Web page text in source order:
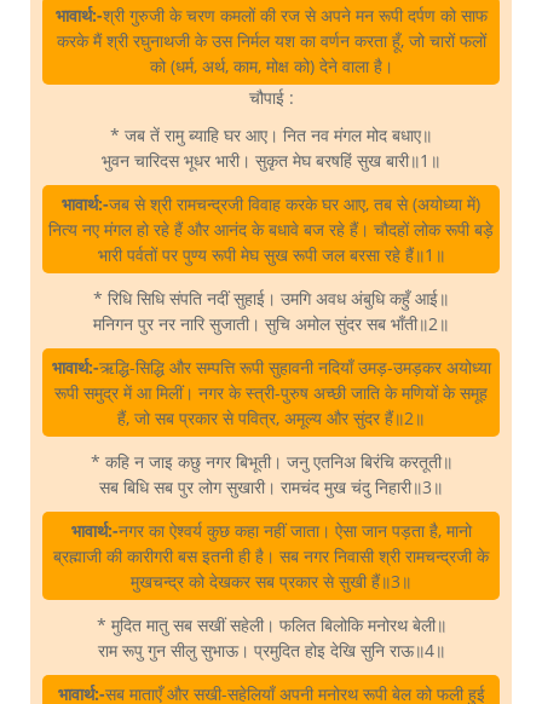
भावार्थ:-श्री गुरुजी के चरण कमलों की रज से अपने मन रूपी दर्पण को साफ
करके मैं श्री रघुनाथजी के उस निर्मल यश का वर्णन करता हूँ, जो चारों फलों
को (धर्म, अर्थ, काम, मोक्ष को) देने वाला है।
चौपाई :
* जब तें रामु ब्याहि घर आए। नित नव मंगल मोद बधाए॥
भुवन चारिदस भूधर भारी। सुकृत मेघ बरषहिं सुख बारी॥1॥
भावार्थ:-जब से श्री रामचन्द्रजी विवाह करके घर आए, तब से (अयोध्या में)
नित्य नए मंगल हो रहे हैं और आनंद के बधावे बज रहे हैं। चौदहों लोक रूपी बड़े
भारी पर्वतों पर पुण्य रूपी मेघ सुख रूपी जल बरसा रहे हैं॥1॥
* रिधि सिधि संपति नदीं सुहाई। उमगि अवध अंबुधि कहुँ आई॥
मनिगन पुर नर नारि सुजाती। सुचि अमोल सुंदर सब भाँती॥2॥
भावार्थ:-ऋद्धि-सिद्धि और सम्पत्ति रूपी सुहावनी नदियाँ उमड़-उमड़कर अयोध्या
रूपी समुद्र में आ मिलीं। नगर के स्त्री-पुरुष अच्छी जाति के मणियों के समूह
हैं, जो सब प्रकार से पवित्र, अमूल्य और सुंदर हैं॥2॥
* कहि न जाइ कछु नगर बिभूती। जनु एतनिअ बिरंचि करतूती॥
सब बिधि सब पुर लोग सुखारी। रामचंद मुख चंदु निहारी॥3॥
भावार्थ:-नगर का ऐश्वर्य कुछ कहा नहीं जाता। ऐसा जान पड़ता है, मानो
ब्रह्माजी की कारीगरी बस इतनी ही है। सब नगर निवासी श्री रामचन्द्रजी के
मुखचन्द्र को देखकर सब प्रकार से सुखी हैं॥3॥
* मुदित मातु सब सखीं सहेली। फलित बिलोकि मनोरथ बेली॥
राम रूपु गुन सीलु सुभाऊ। प्रमुदित होइ देखि सुनि राऊ॥4॥
भावार्थ:-सब माताएँ और सखी-सहेलियाँ अपनी मनोरथ रूपी बेल को फली हुई